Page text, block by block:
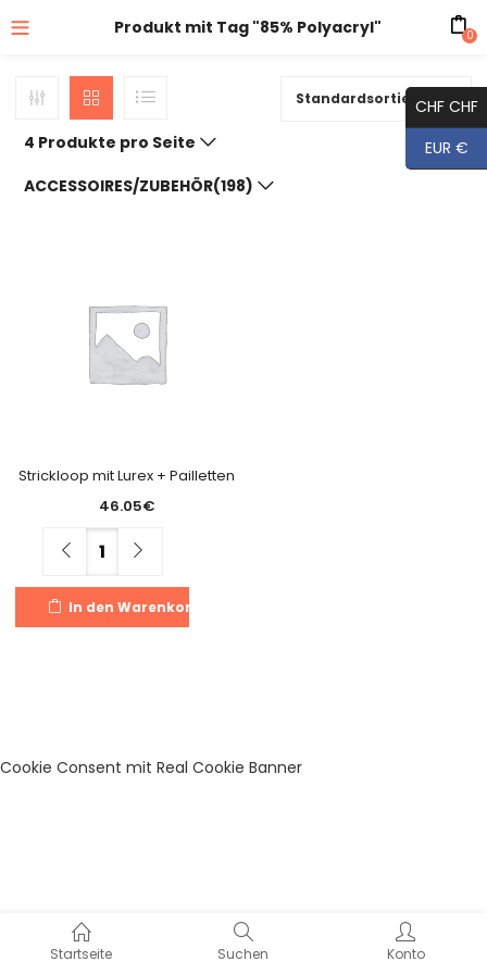
Produkt mit Tag "85% Polyacryl" 0
Startseite Suchen Konto
Standardsortierung
4 Produkte pro Seite
ACCESSOIRES/ZUBEHÖR(198)
Strickloop mit Lurex + Pailletten
46.05€
Menge
In den Warenkorb
CHF CHF
EUR €
Cookie Consent mit Real Cookie Banner